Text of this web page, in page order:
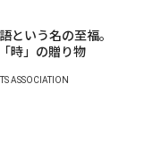
という名の至福。
時」の贈り物
ASSOCIATION